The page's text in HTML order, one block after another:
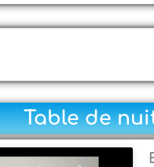
Table de